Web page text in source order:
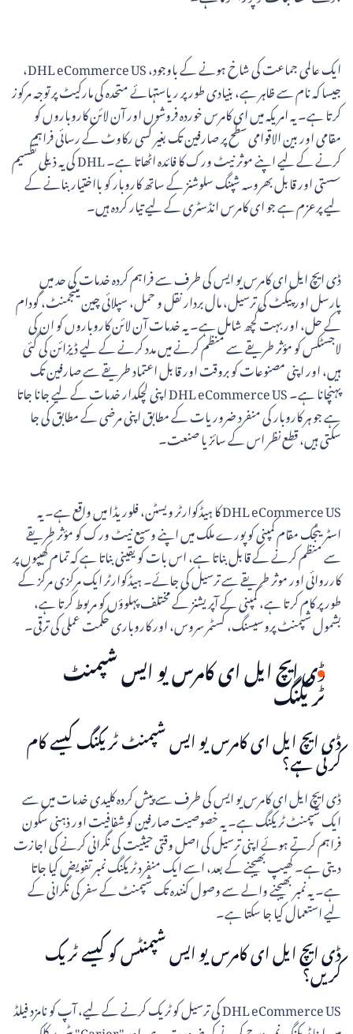
ایک عالمی جماعت کی شاخ ہونے کے باوجود، DHL eCommerce US،
جیسا کہ نام سے ظاہر ہے، بنیادی طور پر ریاستہائے متحدہ کی مارکیٹ پر توجہ مرکوز
کرتا ہے۔ یہ امریکہ میں ای کامرس خوردہ فروشوں اور آن لائن کاروباروں کو
مقامی اور بین الاقوامی سطح پر صارفین تک بغیر کسی رکاوٹ کے رسائی فراہم
کرنے کے لیے اپنے موثر نیٹ ورک کا فائدہ اٹھاتا ہے۔ DHL کی یہ ذیلی تقسیم
سستی اور قابل بھروسہ شپنگ سلوشنز کے ساتھ کاروبار کو بااختیار بنانے کے
لیے پرعزم ہے جو ای کامرس انڈسٹری کے لیے تیار کردہ ہیں۔
ڈی ایچ ایل ای کامرس یو ایس کی طرف سے فراہم کردہ خدمات کی حد میں
پارسل اور پیکٹ کی ترسیل، مال بردار نقل و حمل، سپلائی چین مینجمنٹ، گودام
کے حل، اور بہت کچھ شامل ہے۔ یہ خدمات آن لائن کاروباروں کو ان کی
لاجسٹکس کو مؤثر طریقے سے منظم کرنے میں مدد کرنے کے لیے ڈیزائن کی گئی
ہیں، اور اپنی مصنوعات کو بروقت اور قابل اعتماد طریقے سے صارفین تک
پہنچانا ہے۔ DHL eCommerce US اپنی لچکدار خدمات کے لیے جانا جاتا
ہے جو ہر کاروبار کی منفرد ضروریات کے مطابق اپنی مرضی کے مطابق کی جا
سکتی ہیں، قطع نظر اس کے سائز یا صنعت۔
DHL eCommerce US کا ہیڈکوارٹر ویسٹن، فلوریڈا میں واقع ہے۔ یہ
اسٹریٹجک مقام کمپنی کو پورے ملک میں اپنے وسیع نیٹ ورک کو مؤثر طریقے
سے منظم کرنے کے قابل بناتا ہے، اس بات کو یقینی بناتا ہے کہ تمام کھیپوں پر
کارروائی اور موثر طریقے سے ترسیل کی جائے۔ ہیڈکوارٹر ایک مرکزی مرکز کے
طور پر کام کرتا ہے، کمپنی کے آپریشنز کے مختلف پہلوؤں کو مربوط کرتا ہے،
بشمول شپمنٹ پروسیسنگ، کسٹمر سروس، اور کاروباری حکمت عملی کی ترقی۔
ڈی ایچ ایل ای کامرس یو ایس شپمنٹ
ٹریکنگ
ڈی ایچ ایل ای کامرس یو ایس شپمنٹ ٹریکنگ کیسے کام
کرتی ہے؟
ڈی ایچ ایل ای کامرس یو ایس کی طرف سے پیش کردہ کلیدی خدمات میں سے
ایک شپمنٹ ٹریکنگ ہے۔ یہ خصوصیت صارفین کو شفافیت اور ذہنی سکون
فراہم کرتے ہوئے اپنی ترسیل کی اصل وقتی حیثیت کی نگرانی کرنے کی اجازت
دیتی ہے۔ کھیپ بھیجنے کے بعد، اسے ایک منفرد ٹریکنگ نمبر تفویض کیا جاتا
ہے۔ یہ نمبر بھیجنے والے سے وصول کنندہ تک شپمنٹ کے سفر کی نگرانی کے
لیے استعمال کیا جا سکتا ہے۔
ڈی ایچ ایل ای کامرس یو ایس شپمنٹس کو کیسے ٹریک
کریں؟
DHL eCommerce US کی ترسیل کو ٹریک کرنے کے لیے، آپ کو نامزد فیلڈ